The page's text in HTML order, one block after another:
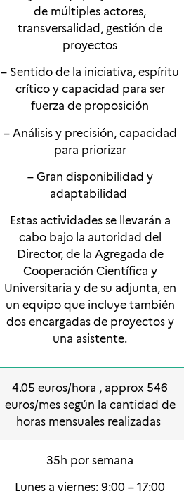
de múltiples actores,
transversalidad, gestión de
proyectos
– Sentido de la iniciativa, espíritu
crítico y capacidad para ser
fuerza de proposición
– Análisis y precisión, capacidad
para priorizar
– Gran disponibilidad y
adaptabilidad
Estas actividades se llevarán a
cabo bajo la autoridad del
Director, de la Agregada de
Cooperación Científica y
Universitaria y de su adjunta, en
un equipo que incluye también
dos encargadas de proyectos y
una asistente.
4.05 euros/hora , approx 546
euros/mes según la cantidad de
horas mensuales realizadas
35h por semana
Lunes a viernes: 9:00 – 17:00